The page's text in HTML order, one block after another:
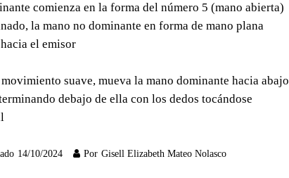
comienza en la forma del número 5 (mano abierta)
la mano no dominante en forma de mano plana
el emisor
suave, mueva la mano dominante hacia abajo
debajo de ella con los dedos tocándose
14/10/2024 Por Gisell Elizabeth Mateo Nolasco